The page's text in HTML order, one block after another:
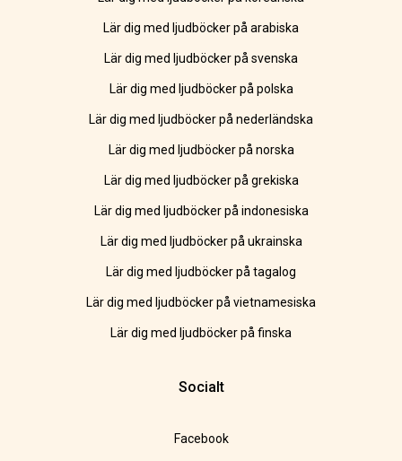
Lär dig med ljudböcker på arabiska
Lär dig med ljudböcker på svenska
Lär dig med ljudböcker på polska
Lär dig med ljudböcker på nederländska
Lär dig med ljudböcker på norska
Lär dig med ljudböcker på grekiska
Lär dig med ljudböcker på indonesiska
Lär dig med ljudböcker på ukrainska
Lär dig med ljudböcker på tagalog
Lär dig med ljudböcker på vietnamesiska
Lär dig med ljudböcker på finska
Socialt
Facebook